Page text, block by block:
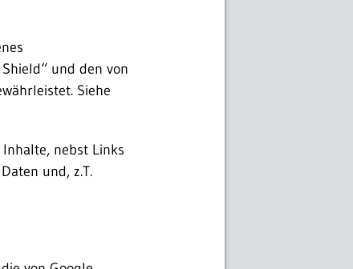
und den von
Siehe
nebst Links
und, z.T.